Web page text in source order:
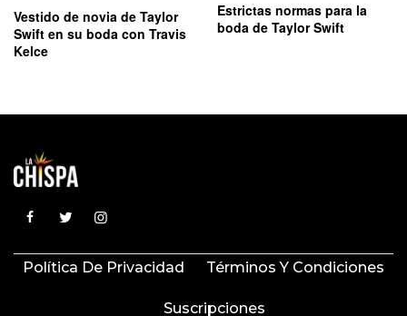
Vestido de novia de Taylor
Swift en su boda con Travis
Kelce
Estrictas normas para la
boda de Taylor Swift
Política De Privacidad Términos Y Condiciones
Suscripciones